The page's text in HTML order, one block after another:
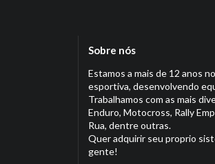
Sobre nós
Estamos a mais de 12 anos
esportiva, desenvolvendo
Trabalhamos com as mais
Enduro, Motocross, Rally
Rua, dentre outras.
Quer adquirir seu proprio
gente!